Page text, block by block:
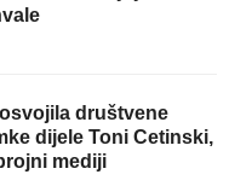
društvene
dijele Toni Cetinski,
mediji